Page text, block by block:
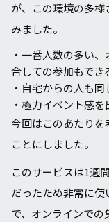
が、この環境の多
みました。
・⼀番⼈数の多い
合しての参加もでき
・⾃宅からの⼈も
・極⼒イベント感を
今回はこのあたり
ことにしました。
このサービスは1週
だったため⾮常に
で、オンラインで